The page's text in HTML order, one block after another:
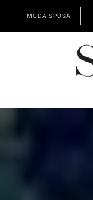
MODA SPOSA